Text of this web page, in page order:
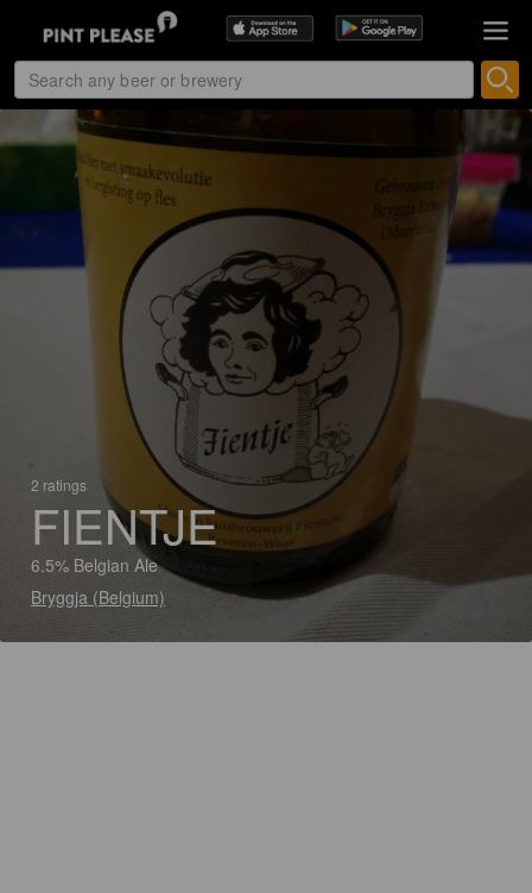
2 ratings
FIENTJE
6.5% Belgian Ale
Bryggja (Belgium)